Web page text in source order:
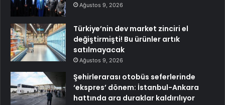
Ağustos 9, 2026
Türkiye’nin dev market zinciri el
değiştirmişti! Bu ürünler artık
satılmayacak
Ağustos 9, 2026
Şehirlerarası otobüs seferlerinde
‘ekspres’ dönem: İstanbul-Ankara
hattında ara duraklar kaldırılıyor